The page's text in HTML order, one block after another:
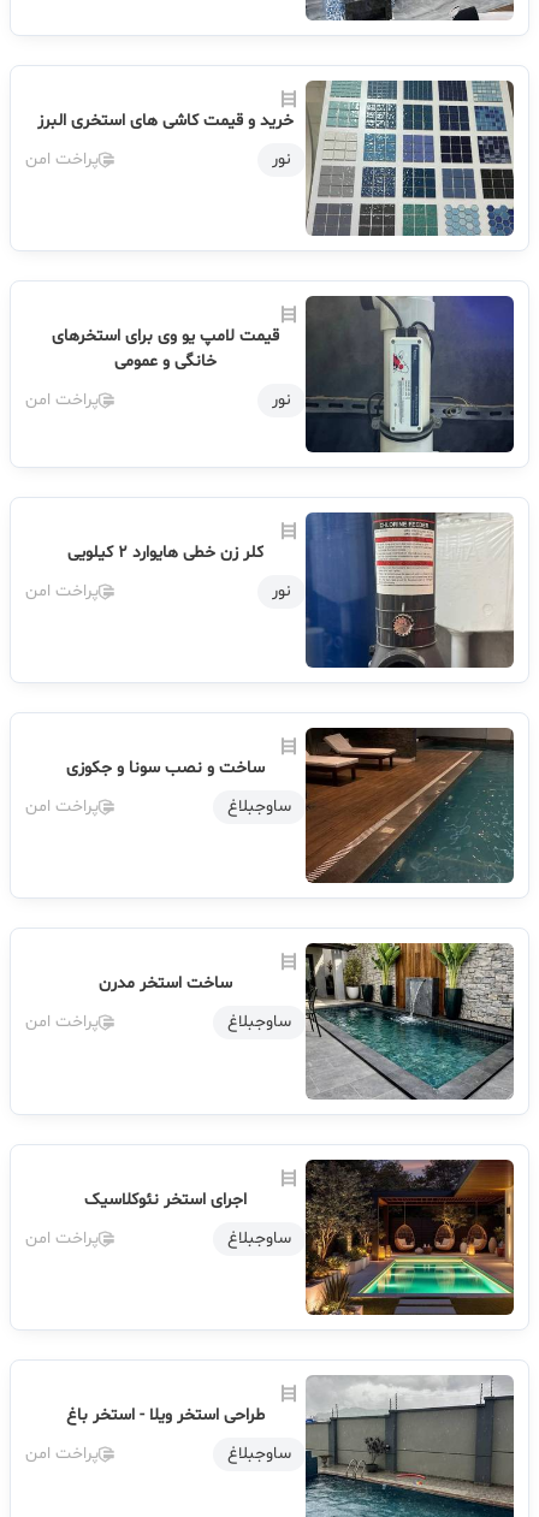
خرید و قیمت کاشی های استخری البرز
نور
پراخت امن
قیمت لامپ یو وی برای استخرهای
خانگی و عمومی
نور
پراخت امن
کلر زن خطی هایوارد ۲ کیلویی
نور
پراخت امن
ساخت و نصب سونا و جکوزی
ساوجبلاغ
پراخت امن
ساخت استخر مدرن
ساوجبلاغ
پراخت امن
اجرای استخر نئوکلاسیک
ساوجبلاغ
پراخت امن
طراحی استخر ویلا - استخر باغ
ساوجبلاغ
پراخت امن